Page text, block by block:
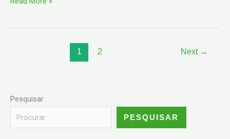
1 2 Next →
Pesquisar
PESQUISAR